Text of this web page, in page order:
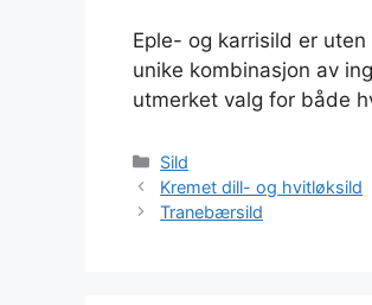
Eple- og karrisild er
unike kombinasjon av
utmerket valg for både
Kategorier
Sild
Kremet dill- og hvitløksild
Tranebærsild